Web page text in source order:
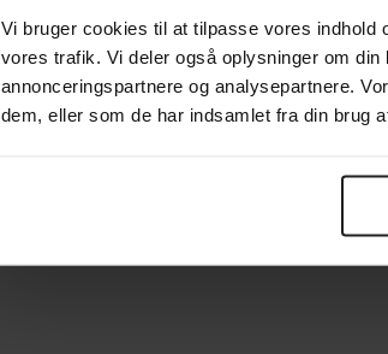
Vi bruger cookies til at tilpasse vores indhold
vores trafik. Vi deler også oplysninger om
annonceringspartnere og analysepartnere.
dem, eller som de har indsamlet fra din brug